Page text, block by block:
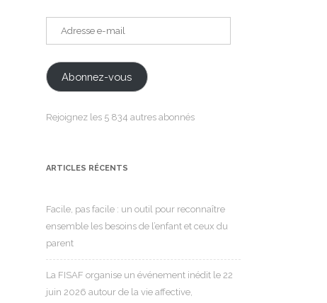
Adresse
e-
Abonnez-vous
Rejoignez les 5 834 autres abonnés
ARTICLES RÉCENTS
Facile, pas facile : un outil pour reconnaître
ensemble les besoins de l’enfant et ceux du
parent
La FISAF organise un événement inédit le 22
juin 2026 autour de la vie affective,